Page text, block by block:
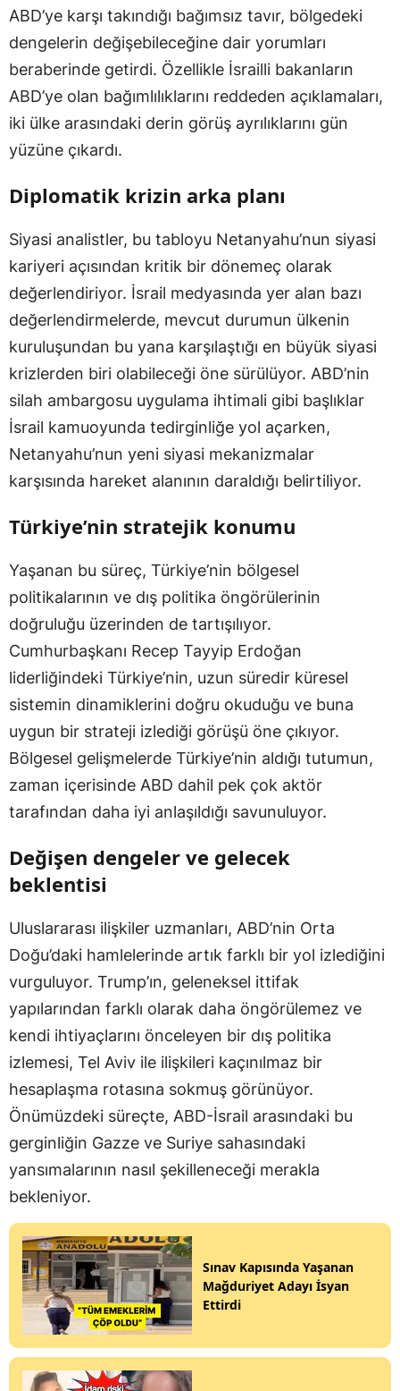
ABD’ye karşı takındığı bağımsız tavır, bölgedeki
dengelerin değişebileceğine dair yorumları
beraberinde getirdi. Özellikle İsrailli bakanların
ABD’ye olan bağımlılıklarını reddeden açıklamaları,
iki ülke arasındaki derin görüş ayrılıklarını gün
yüzüne çıkardı.
Diplomatik krizin arka planı
Siyasi analistler, bu tabloyu Netanyahu’nun siyasi
kariyeri açısından kritik bir dönemeç olarak
değerlendiriyor. İsrail medyasında yer alan bazı
değerlendirmelerde, mevcut durumun ülkenin
kuruluşundan bu yana karşılaştığı en büyük siyasi
krizlerden biri olabileceği öne sürülüyor. ABD’nin
silah ambargosu uygulama ihtimali gibi başlıklar
İsrail kamuoyunda tedirginliğe yol açarken,
Netanyahu’nun yeni siyasi mekanizmalar
karşısında hareket alanının daraldığı belirtiliyor.
Türkiye’nin stratejik konumu
Yaşanan bu süreç, Türkiye’nin bölgesel
politikalarının ve dış politika öngörülerinin
doğruluğu üzerinden de tartışılıyor.
Cumhurbaşkanı Recep Tayyip Erdoğan
liderliğindeki Türkiye’nin, uzun süredir küresel
sistemin dinamiklerini doğru okuduğu ve buna
uygun bir strateji izlediği görüşü öne çıkıyor.
Bölgesel gelişmelerde Türkiye’nin aldığı tutumun,
zaman içerisinde ABD dahil pek çok aktör
tarafından daha iyi anlaşıldığı savunuluyor.
Değişen dengeler ve gelecek
beklentisi
Uluslararası ilişkiler uzmanları, ABD’nin Orta
Doğu’daki hamlelerinde artık farklı bir yol izlediğini
vurguluyor. Trump’ın, geleneksel ittifak
yapılarından farklı olarak daha öngörülemez ve
kendi ihtiyaçlarını önceleyen bir dış politika
izlemesi, Tel Aviv ile ilişkileri kaçınılmaz bir
hesaplaşma rotasına sokmuş görünüyor.
Önümüzdeki süreçte, ABD-İsrail arasındaki bu
gerginliğin Gazze ve Suriye sahasındaki
yansımalarının nasıl şekilleneceği merakla
bekleniyor.
Sınav Kapısında Yaşanan
Mağduriyet Adayı İsyan
Ettirdi